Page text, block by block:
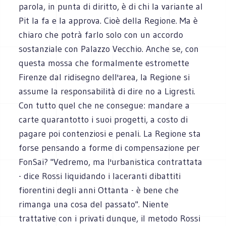
parola, in punta di diritto, è di chi la variante al
Pit la fa e la approva. Cioè della Regione. Ma è
chiaro che potrà farlo solo con un accordo
sostanziale con Palazzo Vecchio. Anche se, con
questa mossa che formalmente estromette
Firenze dal ridisegno dell'area, la Regione si
assume la responsabilità di dire no a Ligresti.
Con tutto quel che ne consegue: mandare a
carte quarantotto i suoi progetti, a costo di
pagare poi contenziosi e penali. La Regione sta
forse pensando a forme di compensazione per
FonSai? "Vedremo, ma l'urbanistica contrattata
- dice Rossi liquidando i laceranti dibattiti
fiorentini degli anni Ottanta - è bene che
rimanga una cosa del passato". Niente
trattative con i privati dunque, il metodo Rossi